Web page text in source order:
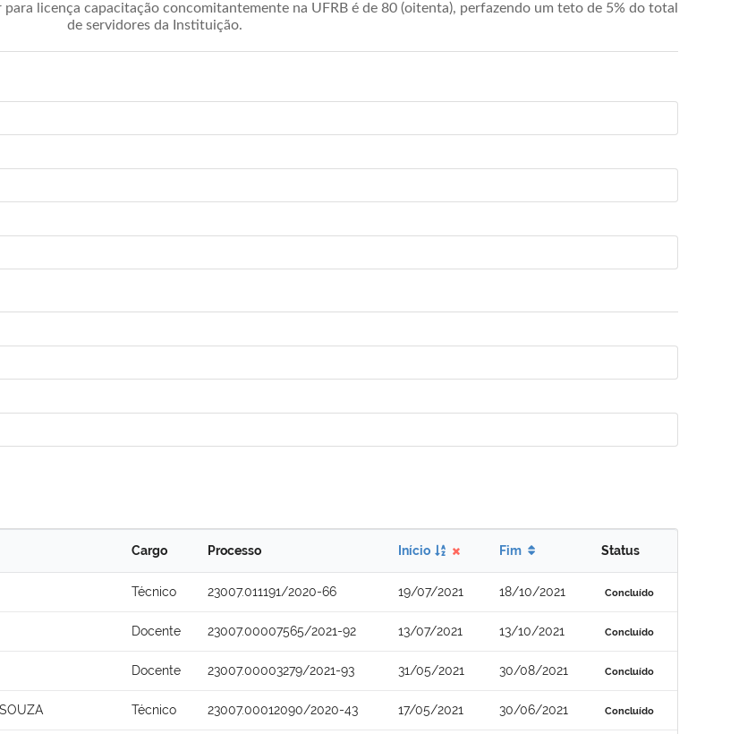
licença capacitação concomitantemente na UFRB é de 80 (oitenta), perfazendo um teto de 5% do total
de servidores da Instituição.
Cargo Processo Início Fim Status
Técnico 23007.011191/2020-66 19/07/2021 18/10/2021 Concluído
Docente 23007.00007565/2021-92 13/07/2021 13/10/2021 Concluído
Docente 23007.00003279/2021-93 31/05/2021 30/08/2021 Concluído
Técnico 23007.00012090/2020-43 17/05/2021 30/06/2021 Concluído